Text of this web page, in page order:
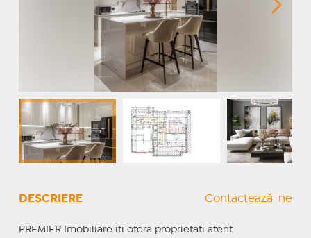
DESCRIERE Contactează-ne
PREMIER Imobiliare iti ofera proprietati atent